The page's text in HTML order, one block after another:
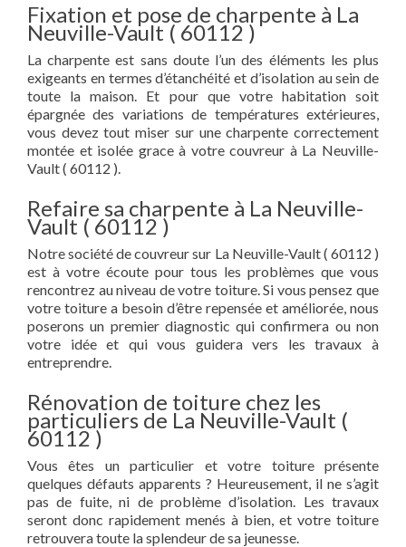
Fixation et pose de charpente à La
Neuville-Vault ( 60112 )
La charpente est sans doute l’un des éléments les plus
exigeants en termes d’étanchéité et d’isolation au sein de
toute la maison. Et pour que votre habitation soit
épargnée des variations de températures extérieures,
vous devez tout miser sur une charpente correctement
montée et isolée grace à votre couvreur à La Neuville-
Vault ( 60112 ).
Refaire sa charpente à La Neuville-
Vault ( 60112 )
Notre société de couvreur sur La Neuville-Vault ( 60112 )
est à votre écoute pour tous les problèmes que vous
rencontrez au niveau de votre toiture. Si vous pensez que
votre toiture a besoin d’être repensée et améliorée, nous
poserons un premier diagnostic qui confirmera ou non
votre idée et qui vous guidera vers les travaux à
entreprendre.
Rénovation de toiture chez les
particuliers de La Neuville-Vault (
60112 )
Vous êtes un particulier et votre toiture présente
quelques défauts apparents ? Heureusement, il ne s’agit
pas de fuite, ni de problème d’isolation. Les travaux
seront donc rapidement menés à bien, et votre toiture
retrouvera toute la splendeur de sa jeunesse.